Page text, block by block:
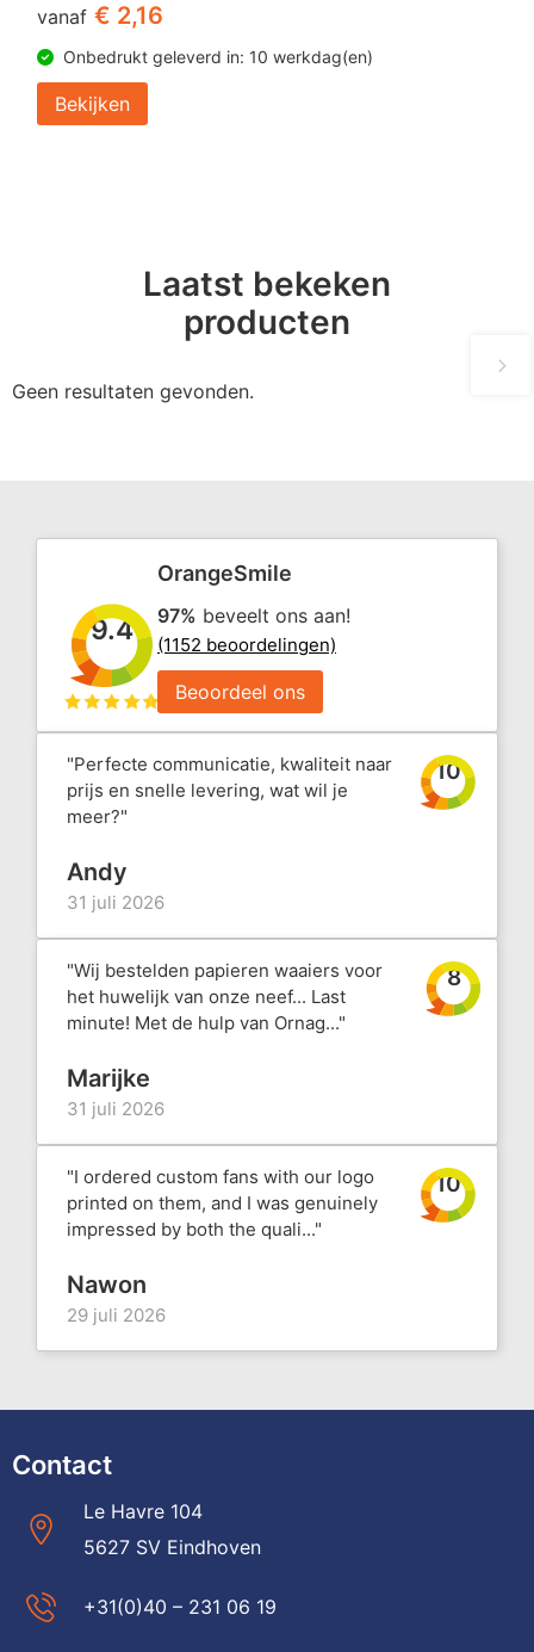
vanaf € 2,16
Onbedrukt geleverd in: 10 werkdag(en)
Bekijken
Laatst bekeken
producten
Geen resultaten gevonden.
9.4
OrangeSmile
97% beveelt ons aan!
(1152 beoordelingen)
Beoordeel ons
"Perfecte communicatie, kwaliteit naar
prijs en snelle levering, wat wil je
meer?"
10
Andy
31 juli 2026
"Wij bestelden papieren waaiers voor
het huwelijk van onze neef... Last
minute! Met de hulp van Ornag..."
8
Marijke
31 juli 2026
"I ordered custom fans with our logo
printed on them, and I was genuinely
impressed by both the quali..."
10
Nawon
29 juli 2026
Contact
Le Havre 104
5627 SV Eindhoven
+31(0)40 – 231 06 19